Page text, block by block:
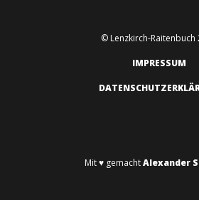
© Lenzkirch-Raitenbuch
IMPRESSUM
Mit ♥ gemachtAlexander